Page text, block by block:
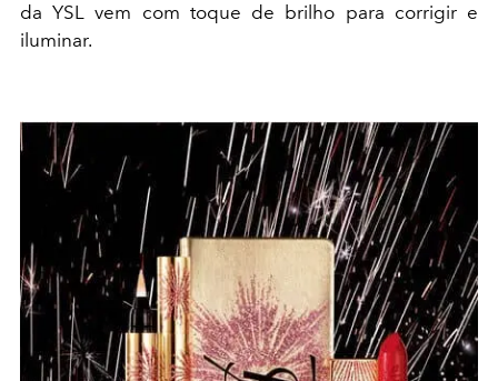
da YSL vem com toque de brilho para corrigir e
iluminar.